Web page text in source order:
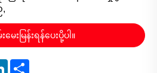
,
မေးမြန်းရန်ပေးပို့ပါ။
LinkedIn